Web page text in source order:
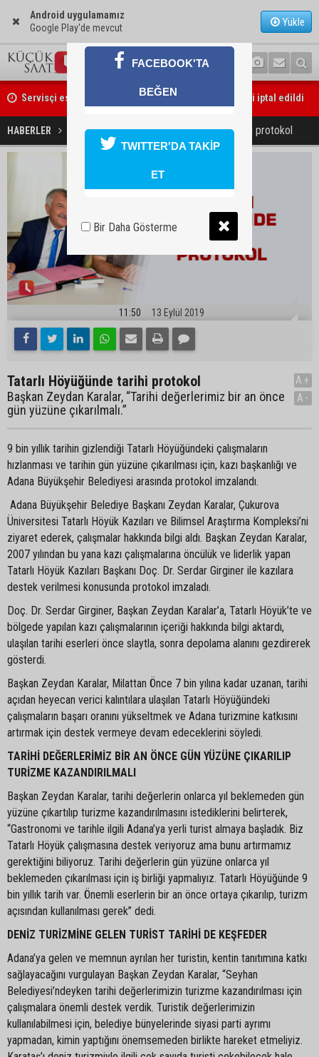
Android uygulamamız
Google Play'de mevcut
Yükle
Servisçi esnafının tepkisi sonuç verdi: S plaka ihalesi iptal edildi
YENİ Parti Adana’da teşkilatlanmasını tamamlıyor: 14 ilçe başkanı
HABERLER KÜLTÜR SANAT Tatarlı Höyüğünde tarihi protokol
11:50 13 Eylül 2019
Tatarlı Höyüğünde tarihi protokol
Başkan Zeydan Karalar, “Tarihi değerlerimiz bir an önce
gün yüzüne çıkarılmalı.”
A+
A-
9 bin yıllık tarihin gizlendiği Tatarlı Höyüğündeki çalışmaların
hızlanması ve tarihin gün yüzüne çıkarılması için, kazı başkanlığı ve
Adana Büyükşehir Belediyesi arasında protokol imzalandı.
Adana Büyükşehir Belediye Başkanı Zeydan Karalar, Çukurova
Üniversitesi Tatarlı Höyük Kazıları ve Bilimsel Araştırma Kompleksi’ni
ziyaret ederek, çalışmalar hakkında bilgi aldı. Başkan Zeydan Karalar,
2007 yılından bu yana kazı çalışmalarına öncülük ve liderlik yapan
Tatarlı Höyük Kazıları Başkanı Doç. Dr. Serdar Girginer ile kazılara
destek verilmesi konusunda protokol imzaladı.
Doç. Dr. Serdar Girginer, Başkan Zeydan Karalar’a, Tatarlı Höyük’te ve
bölgede yapılan kazı çalışmalarının içeriği hakkında bilgi aktardı,
ulaşılan tarihi eserleri önce slaytla, sonra depolama alanını gezdirerek
gösterdi.
Başkan Zeydan Karalar, Milattan Önce 7 bin yılına kadar uzanan, tarihi
açıdan heyecan verici kalıntılara ulaşılan Tatarlı Höyüğündeki
çalışmaların başarı oranını yükseltmek ve Adana turizmine katkısını
artırmak için destek vermeye devam edeceklerini söyledi.
TARİHİ DEĞERLERİMİZ BİR AN ÖNCE GÜN YÜZÜNE ÇIKARILIP
TURİZME KAZANDIRILMALI
Başkan Zeydan Karalar, tarihi değerlerin onlarca yıl beklemeden gün
yüzüne çıkartılıp turizme kazandırılmasını istediklerini belirterek,
“Gastronomi ve tarihle ilgili Adana’ya yerli turist almaya başladık. Biz
Tatarlı Höyük çalışmasına destek veriyoruz ama bunu artırmamız
gerektiğini biliyoruz. Tarihi değerlerin gün yüzüne onlarca yıl
beklemeden çıkarılması için iş birliği yapmalıyız. Tatarlı Höyüğünde 9
bin yıllık tarih var. Önemli eserlerin bir an önce ortaya çıkarılıp, turizm
açısından kullanılması gerek” dedi.
DENİZ TURİZMİNE GELEN TURİST TARİHİ DE KEŞFEDER
Adana’ya gelen ve memnun ayrılan her turistin, kentin tanıtımına katkı
sağlayacağını vurgulayan Başkan Zeydan Karalar, “Seyhan
Belediyesi’ndeyken tarihi değerlerimizin turizme kazandırılması için
çalışmalara önemli destek verdik. Turistik değerlerimizin
kullanılabilmesi için, belediye bünyelerinde siyasi parti ayrımı
yapmadan, kimin yaptığını önemsemeden birlikte hareket etmeliyiz.
FACEBOOK'TA
BEĞEN
TWITTER'DA TAKİP
ET
Bir Daha Gösterme